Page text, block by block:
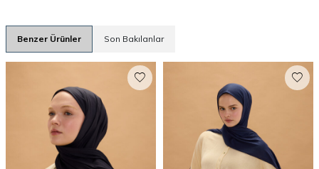
Benzer Ürünler Son Bakılanlar